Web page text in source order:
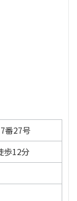
番27号
12分